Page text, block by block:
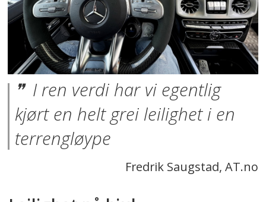
I ren verdi har vi egentlig
kjørt en helt grei leilighet i en
terrengløype
Fredrik Saugstad, AT.no